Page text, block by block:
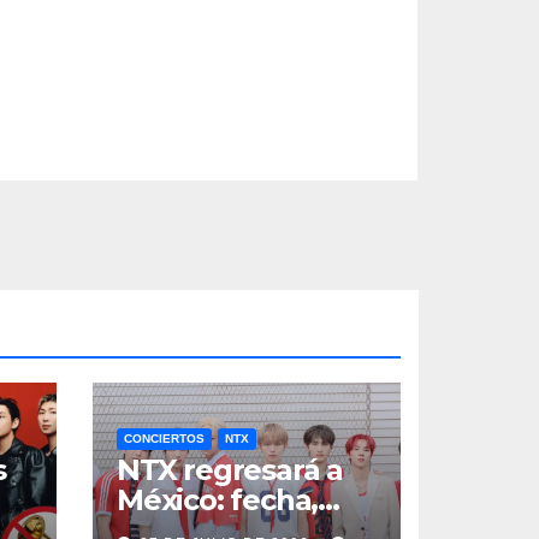
CONCIERTOS NTX
NTX regresará a
México: fecha,
boletos y